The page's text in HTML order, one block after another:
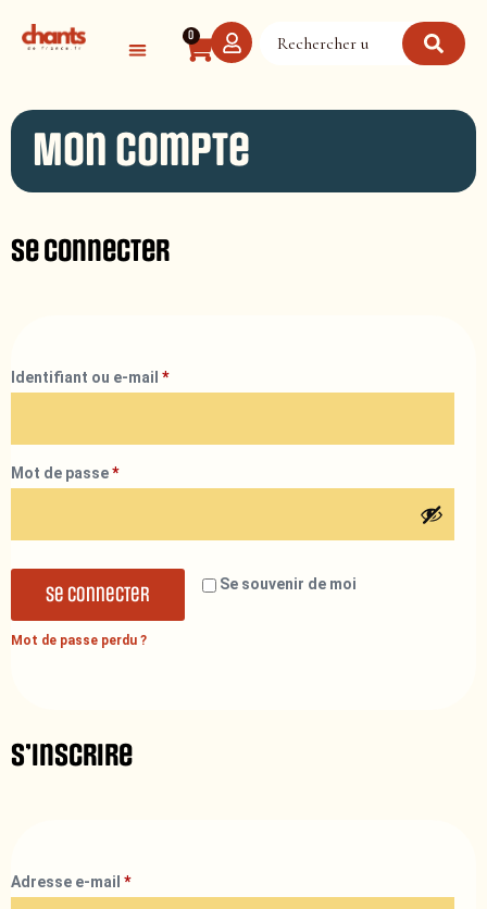
0
Mon compte
Se connecter
Identifiant ou e-mail *
Mot de passe*
Se souvenir de moi
Se connecter
Mot de passe perdu ?
S’inscrire
Adresse e-mail *